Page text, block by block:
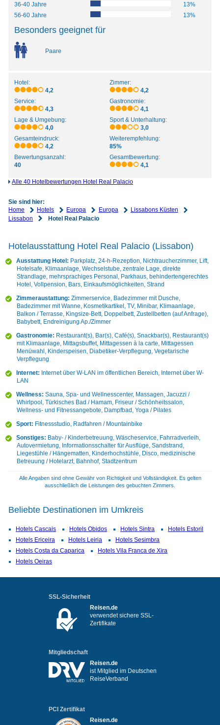
36-40 Jahre
13%
56-60 Jahre
13%
Besonders geeignet für
Paare
Hotel:
4,2
Zimmer:
4,2
Service:
4,3
Gastronomie:
4,1
Lage & Umgebung:
4,0
Sport & Unterhaltung:
3,0
Gesamteindruck:
4,2
Weiterempfehlung:
85%
Bewertungsanzahl:
40
Gesamtbewertung:
4,1
Alle 40 Hotelbewertungen Hotel Real Palacio
Sie sind hier:
Home
Hotels Europa Europa
Lissabons Küsten
Lissabon
Hotel Real Palacio
Hotelausstattung Hotel Real Palacio (Lissabon)
Ausstattung Hotel: Parkplatz, 24-h-Rezeption, Nichtraucherzimmer, Lift,
Hotelsafe, Klimaanlage, Wechselstube, zentrale Lage, direkte
Strandlage, mehrsprachiges Personal, Parkhaus, behindertengerechtes
Hotel, Vollpension, Bars, Einkaufsmöglichkeiten, Strand
Zimmeraustattung: Zimmerservice, Badezimmer mit Dusche,
Badezimmer mit Wanne, Kosmetikartikel, TV, Minibar, Klimaanlage,
Balkon / Terrasse, Kingsize-Bett, Doppelbett, Zustellbetten (auf Anfrage),
Babybett, Endreinigung Ap./Zimmer
Gastronomie: Restaurant(s), Bar(s), Café(s), Snackbar(s), Restaurant(s)
mit Klimaanlage, Mittagsbuffet, Mittagessen à la carte, Mittagessen
Menüwahl, Kinderspeisen, Diabetiker-Verpflegung, Vegetarische
Verpflegung
Internet: Internet über W-LAN im öffentlichen Bereich, Internet über W-
LAN
Wellness: Sauna, Spa- und Wellnesscenter, Massagen, Jacuzzi /
Whirlpool, Türkisches Bad / Hamam, Friseur / Schönheitssalon,
Wellness- und Fitnessangebote, Dampfbad, Yoga / Pilates
Sport: Fitnessstudio, Radfahren / Mountainbike
Sonstiges: Baby- / Kinderbetreuung, Wäscheservice, Fahrradverleih,
Autovermietung, Informationsschalter für Ausflüge, Sandstrand,
Liegestühle / Hängematten, Kinderhochstühle, Disco, medizinische
Betreuung / Hotelarzt, Bahnhof, Stadtzentrum
Alle Angaben sind ohne Gewähr von Richtigkeit und Vollständigkeit. Es gelten
ausschließlich die Leistungen des gebuchten Zimmers.
Beliebte Destinationen im Umkreis
Hotels Cascais Hotels Obidos Hotels Sintra
Hotels Estoril
Hotels Ericeira
Hotels Leiria
Hotels Sesimbra
Hotels Costa da Caparica
Hotels Vila Franca de Xira
Hotels Oeiras
SSL-Sicherheit
Reisen.de
verwendet sichere SSL-
Zertifikate
Mitgliedschaft
Reisen.de
ist Mitglied im Deutschen
ReiseVerband
PCI Zertifikat
Reisen.de